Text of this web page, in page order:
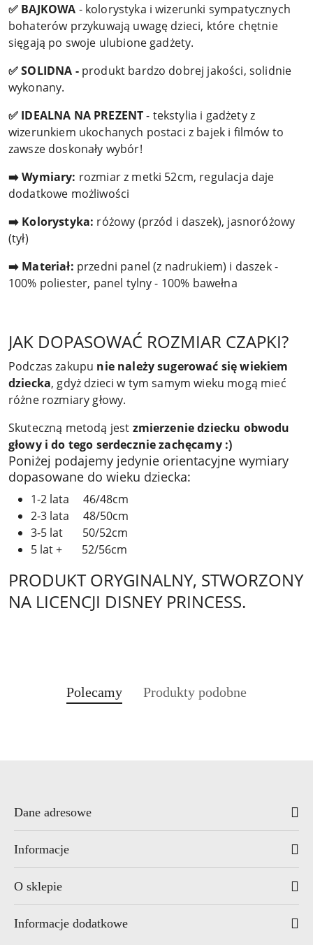
✅ BAJKOWA - kolorystyka i wizerunki sympatycznych
bohaterów przykuwają uwagę dzieci, które chętnie
sięgają po swoje ulubione gadżety.
✅ SOLIDNA -produkt bardzo dobrej jakości, solidnie
wykonany.
✅ IDEALNA NA PREZENT- tekstylia i gadżety z
wizerunkiem ukochanych postaci z bajek i filmów to
zawsze doskonały wybór!
➡️ Wymiary: rozmiar z metki 52cm, regulacja daje
dodatkowe możliwości
➡️ Kolorystyka: różowy (przód i daszek), jasnoróżowy
(tył)
➡️ Materiał: przedni panel (z nadrukiem) i daszek -
100% poliester, panel tylny - 100% bawełna
JAK DOPASOWAĆ ROZMIAR CZAPKI?
Podczas zakupu nie należy sugerować się wiekiem
dziecka, gdyż dzieci w tym samym wieku mogą mieć
różne rozmiary głowy.
Skuteczną metodą jest zmierzenie dziecku obwodu
głowy i do tego serdecznie zachęcamy :)
Poniżej podajemy jedynie orientacyjne wymiary
dopasowane do wieku dziecka:
1-2 lata 46/48cm
2-3 lata 48/50cm
3-5 lat 50/52cm
5 lat + 52/56cm
PRODUKT ORYGINALNY, STWORZONY
NA LICENCJI DISNEY PRINCESS.
Pomiń karuzelę produktów
Produkty
o
Polecamy
Produkty
Produkty podobne
Dane adresowe
Informacje
O sklepie
Informacje dodatkowe